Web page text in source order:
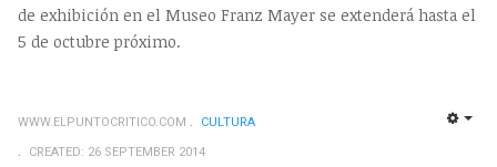
de exhibición en el Museo Franz Mayer se extenderá hasta el
5 de octubre próximo.
WWW.ELPUNTOCRITICO.COM
CULTURA
CREATED: 26 SEPTEMBER 2014